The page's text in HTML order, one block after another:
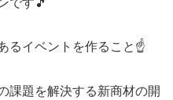
るイベントを作ること☝️
課題を解決する新商材の開